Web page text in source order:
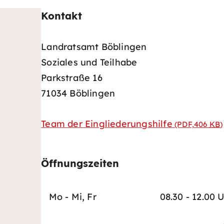
Kontakt
Landratsamt Böblingen
Soziales und Teilhabe
Parkstraße 16
71034 Böblingen
Team der Eingliederungshilfe (PDF,406 KB)
Öffnungszeiten
Mo - Mi, Fr 08.30 - 12.00